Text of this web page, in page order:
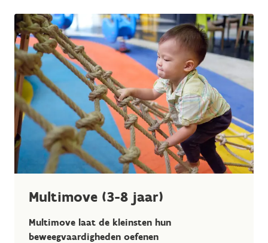
Multimove (3-8 jaar)
Multimove laat de kleinsten hun
beweegvaardigheden oefenen